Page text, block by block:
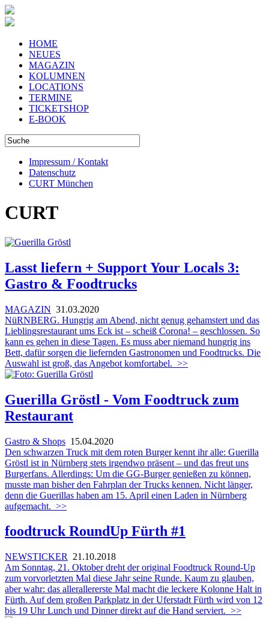
HOME
NEUES
MAGAZIN
KOLUMNEN
LOCATIONS
TERMINE
TICKETSHOP
E-BOOK
Impressum / Kontakt
Datenschutz
CURT München
CURT
Lasst liefern + Support Your Locals 3:
Gastro & Foodtrucks
MAGAZIN 31.03.2020
NüRNBERG. Hungrig am Abend, nicht genug gehamstert und das
Lieblingsrestaurant ums Eck ist – scheiß Corona! – geschlossen. So
kann es gehen in diese Tagen. Es muss aber niemand hungrig ins
Bett, dafür sorgen die liefernden Gastronomen und Foodtrucks. Die
Auswahl ist groß, das Angebot komfortabel. >>
Guerilla Gröstl - Vom Foodtruck zum
Restaurant
Gastro & Shops 15.04.2020
Den schwarzen Truck mit dem roten Burger kennt ihr alle: Guerilla
Gröstl ist in Nürnberg stets irgendwo präsent – und das freut uns
Burgerfans. Allerdings: Um die GG-Burger genießen zu können,
musste man bisher den Fahrplan der Trucks kennen. Nicht länger,
denn die Guerillas haben am 15. April einen Laden in Nürnberg
aufgemacht. >>
foodtruck RoundUp Fürth #1
NEWSTICKER
21.10.2018
Am Sonntag, 21. Oktober dreht der original Foodtruck Round-Up
zum vorvorletzten Mal diese Jahr seine Runde. Kaum zu glauben,
aber wahr: das allerallererste Mal macht die leckere Kolonne Halt in
Fürth. Auf dem großen Parkplatz in der Uferstadt Fürth wird von 12
bis 19 Uhr Lunch und Dinner direkt auf die Hand serviert. >>